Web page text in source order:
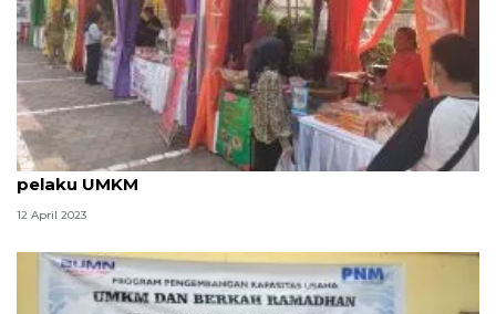
Pemkot Jakbar gelar Bazar Ramadhan libatkan
pelaku UMKM
12 April 2023